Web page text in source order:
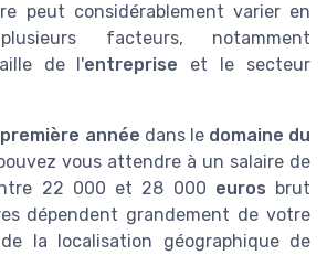
peut considérablement varier en
facteurs, notamment
de l'entreprise et le secteur
première année dans le domaine du
vous attendre à un salaire de
22 000 et 28 000 euros brut
dépendent grandement de votre
la localisation géographique de